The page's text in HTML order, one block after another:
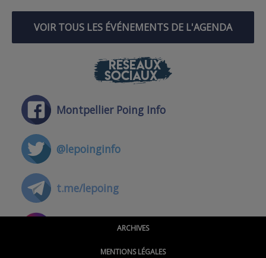
VOIR TOUS LES ÉVÉNEMENTS DE L'AGENDA
RÉSEAUX
SOCIAUX
Montpellier Poing Info
@lepoinginfo
t.me/lepoing
@montpellierpoinginfo
ARCHIVES
MENTIONS LÉGALES